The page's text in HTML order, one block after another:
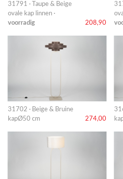
31791 · Taupe & Beige
ovale kap linnen ·
voorradig
208,90
31702 · Beige & Bruine
kapØ50 cm
274,00